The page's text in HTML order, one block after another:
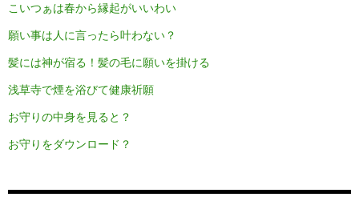
こいつぁは春から縁起がいいわい
願い事は人に言ったら叶わない？
髪には神が宿る！髪の毛に願いを掛ける
浅草寺で煙を浴びて健康祈願
お守りの中身を見ると？
お守りをダウンロード？